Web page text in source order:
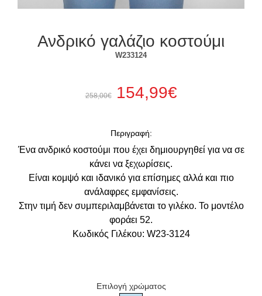
Ανδρικό γαλάζιο κοστούμι
W233124
258,00€ 154,99€
Περιγραφή:
Ένα ανδρικό κοστούμι που έχει δημιουργηθεί για να σε
κάνει να ξεχωρίσεις.
Είναι κομψό και ιδανικό για επίσημες αλλά και πιο
ανάλαφρες εμφανίσεις.
Στην τιμή δεν συμπεριλαμβάνεται το γιλέκο. Το μοντέλο
φοράει 52.
Κωδικός Γιλέκου: W23-3124
Επιλογή χρώματος